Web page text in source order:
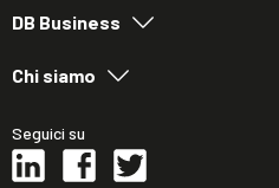
DB Business
Chi siamo
Seguici su